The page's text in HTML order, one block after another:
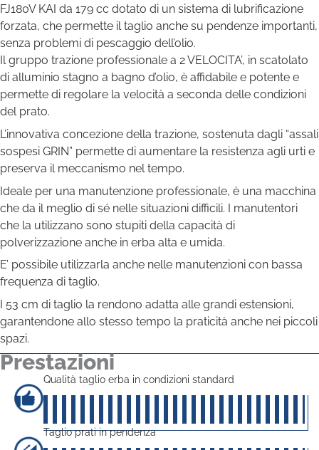
FJ180V KAI da 179 cc dotato di un sistema di lubrificazione
forzata, che permette il taglio anche su pendenze importanti,
senza problemi di pescaggio dell’olio.
Il gruppo trazione professionale a 2 VELOCITA’, in scatolato
di alluminio stagno a bagno d’olio, è affidabile e potente e
permette di regolare la velocità a seconda delle condizioni
del prato.
L’innovativa concezione della trazione, sostenuta dagli “assali
sospesi GRIN” permette di aumentare la resistenza agli urti e
preserva il meccanismo nel tempo.
Ideale per una manutenzione professionale, è una macchina
che da il meglio di sé nelle situazioni difficili. I manutentori
che la utilizzano sono stupiti della capacità di
polverizzazione anche in erba alta e umida.
E’ possibile utilizzarla anche nelle manutenzioni con bassa
frequenza di taglio.
I 53 cm di taglio la rendono adatta alle grandi estensioni,
garantendone allo stesso tempo la praticità anche nei piccoli
spazi.
Prestazioni
Qualità taglio erba in condizioni standard
Taglio prati in pendenza